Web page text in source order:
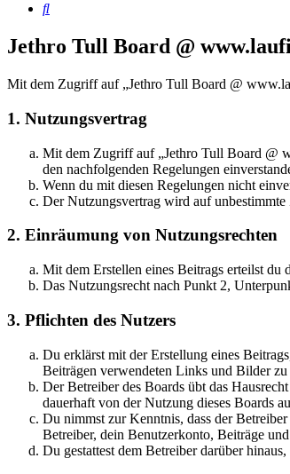
Suche
Jethro Tull Board @
Mit dem Zugriff auf „Jethro Tull Board @
1. Nutzungsvertrag
Mit dem Zugriff auf „Jethro Tull Board @
den nachfolgenden Regelungen
Wenn du mit diesen Regelungen nicht
Der Nutzungsvertrag wird auf
2. Einräumung von Nutzungsrechten
Mit dem Erstellen eines Beitrags erteilst du
Das Nutzungsrecht nach Punkt 2,
3. Pflichten des Nutzers
Du erklärst mit der Erstellung eines
Beiträgen verwendeten Links und Bilder
Der Betreiber des Boards übt das
dauerhaft von der Nutzung dieses Boards
Du nimmst zur Kenntnis, dass der
Betreiber, dein Benutzerkonto, Beiträge
Du gestattest dem Betreiber darüber